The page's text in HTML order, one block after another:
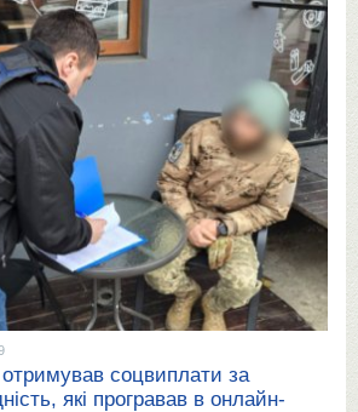
соцвиплати за
які програвав в онлайн-